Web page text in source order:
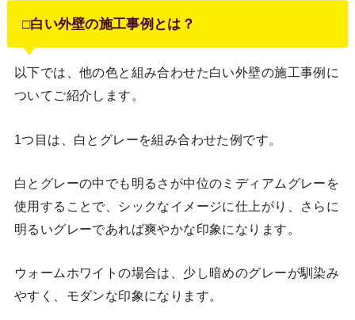
□白い外壁の施工事例とは？
以下では、他の色と組み合わせた白い外壁の施工事例に
ついてご紹介します。
1つ目は、白とグレーを組み合わせた例です。
白とグレーの中でも明るさが中位のミディアムグレーを
使用することで、シックなイメージに仕上がり、さらに
明るいグレーであれば爽やかな印象になります。
ウォームホワイトの場合は、少し暗めのグレーが馴染み
やすく、モダンな印象になります。